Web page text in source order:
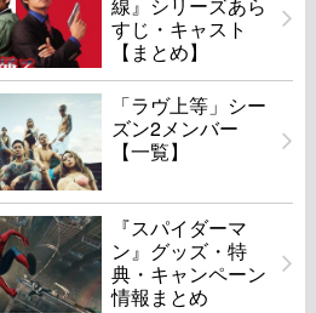
線』シリーズあら
すじ・キャスト
【まとめ】
「ラヴ上等」シー
ズン2メンバー
【一覧】
『スパイダーマ
ン』グッズ・特
典・キャンペーン
情報まとめ